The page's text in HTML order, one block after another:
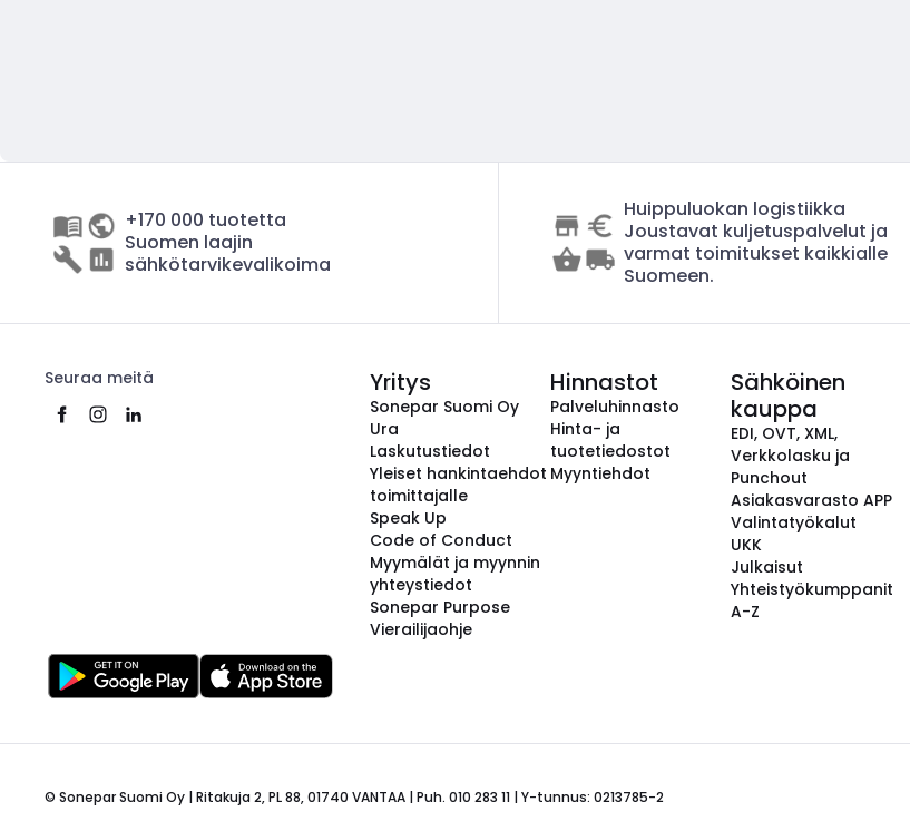
+170 000 tuotetta
Suomen laajin
sähkötarvikevalikoima
Huippuluokan logistiikka
Joustavat kuljetuspalvelut ja
varmat toimitukset kaikkialle
Suomeen.
Seuraa meitä Yritys
Sonepar Suomi Oy
Ura
Laskutustiedot
Yleiset hankintaehdot
toimittajalle
Speak Up
Code of Conduct
Myymälät ja myynnin
yhteystiedot
Sonepar Purpose
Vierailijaohje
Hinnastot
Palveluhinnasto
Hinta- ja
tuotetiedostot
Myyntiehdot
Sähköinen
kauppa
EDI, OVT, XML,
Verkkolasku ja
Punchout
Asiakasvarasto APP
Valintatyökalut
UKK
Julkaisut
Yhteistyökumppanit
A-Z
© Sonepar Suomi Oy | Ritakuja 2, PL 88, 01740 VANTAA | Puh. 010 283 11 | Y-tunnus: 0213785-2